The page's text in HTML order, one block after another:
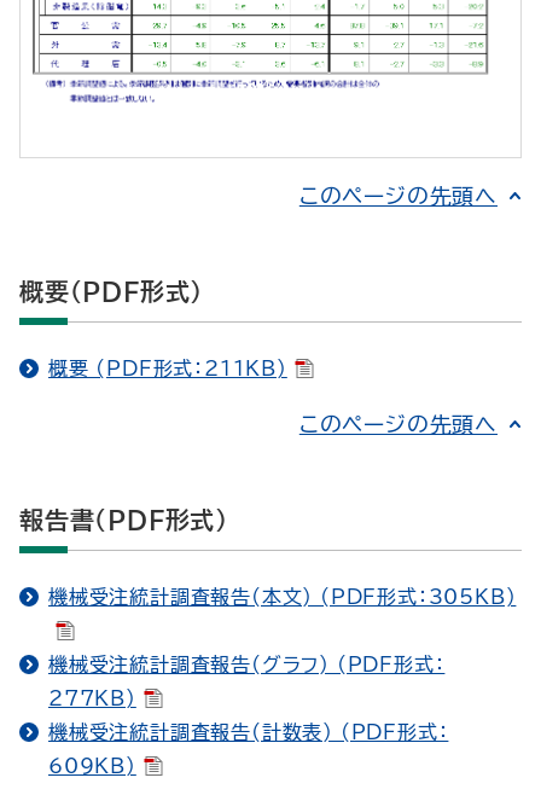
このページの先頭へ
概要（PDF形式）
概要 (PDF形式：211KB)
このページの先頭へ
報告書（PDF形式）
機械受注統計調査報告(本文) (PDF形式：305KB)
機械受注統計調査報告(グラフ) (PDF形式：
277KB)
機械受注統計調査報告(計数表) (PDF形式：
609KB)